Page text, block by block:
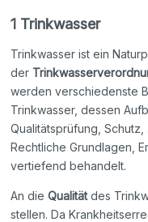
1 Trinkwasser
Trinkwasser ist ein
der
werden verschiedenste
Trinkwasser, dessen
Qualitätsprüfung,
Rechtliche Grundlagen,
vertiefend behandelt.
An dieQualitätdes
stellen. Da